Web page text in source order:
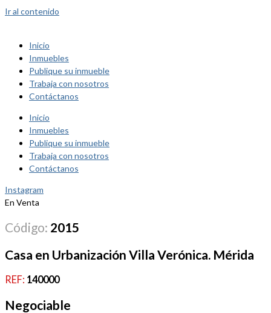
Ir al contenido
Inicio
Inmuebles
Publique su inmueble
Trabaja con nosotros
Contáctanos
Inicio
Inmuebles
Publique su inmueble
Trabaja con nosotros
Contáctanos
Instagram
En Venta
Código: 2015
Casa en Urbanización Villa Verónica. Mérida
REF: 140000
Negociable